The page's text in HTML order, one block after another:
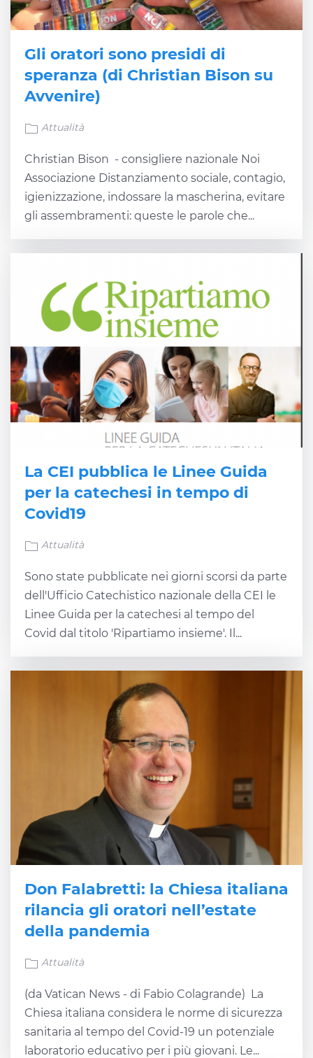
Gli oratori sono presidi di
speranza (di Christian Bison su
Avvenire)
Attualità
Christian Bison - consigliere nazionale Noi
Associazione Distanziamento sociale, contagio,
igienizzazione, indossare la mascherina, evitare
gli assembramenti: queste le parole che...
La CEI pubblica le Linee Guida
per la catechesi in tempo di
Covid19
Attualità
Sono state pubblicate nei giorni scorsi da parte
dell'Ufficio Catechistico nazionale della CEI le
Linee Guida per la catechesi al tempo del
Covid dal titolo 'Ripartiamo insieme'. Il...
Don Falabretti: la Chiesa italiana
rilancia gli oratori nell’estate
della pandemia
Attualità
(da Vatican News - di Fabio Colagrande) La
Chiesa italiana considera le norme di sicurezza
sanitaria al tempo del Covid-19 un potenziale
laboratorio educativo per i più giovani. Le...